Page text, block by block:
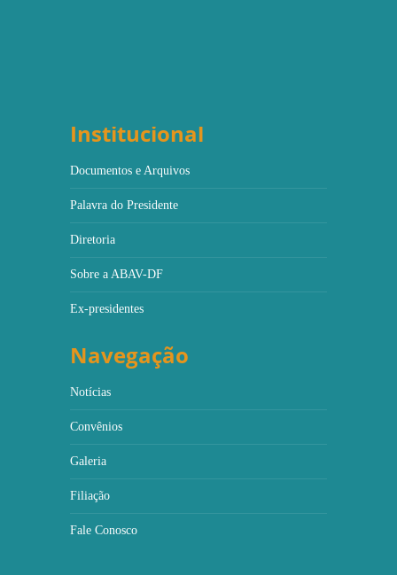
Institucional
Documentos e Arquivos
Palavra do Presidente
Diretoria
Sobre a ABAV-DF
Ex-presidentes
Navegação
Notícias
Convênios
Galeria
Filiação
Fale Conosco